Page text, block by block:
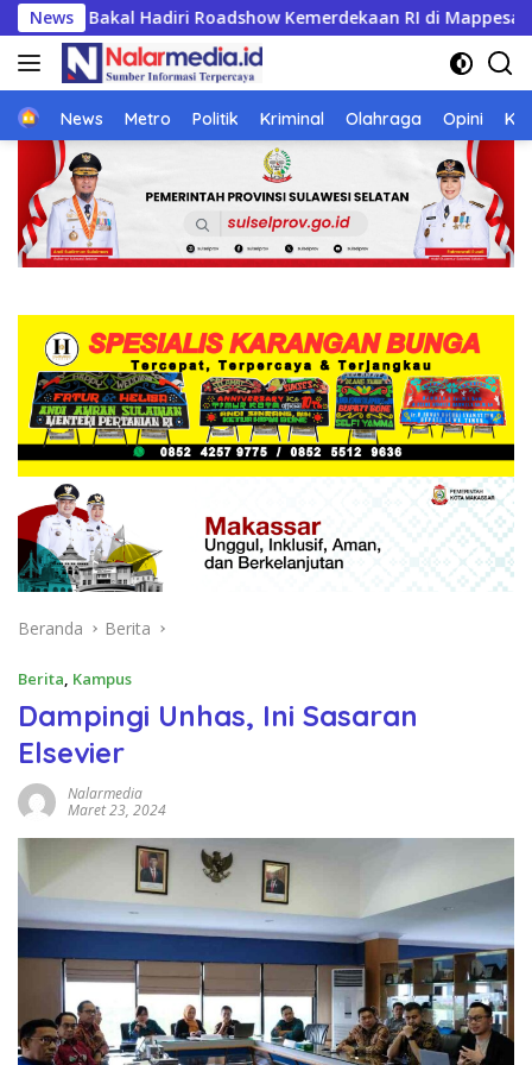
Langsung
ke
konten
News
RI di Mappesangka Bone Besok, Ratusan Doorprize Siap
Home
News Metro Politik Kriminal Olahraga Opini
Beranda Berita
Berita, Kampus
Dampingi Unhas, Ini Sasaran
Elsevier
Nalarmedia
Maret 23, 2024